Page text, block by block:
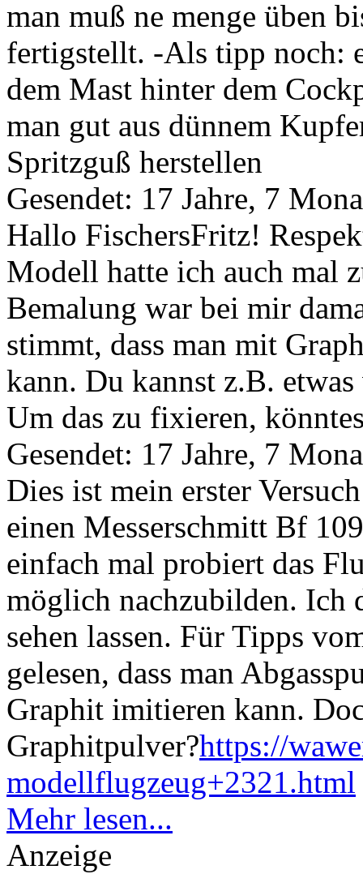
man muß ne menge üben
fertigstellt. -Als tipp noch:
dem Mast hinter dem
man gut aus dünnem
Spritzguß herstellen
Gesendet: 17 Jahre, 7
Hallo FischersFritz!
Modell hatte ich auch mal
Bemalung war bei mir
stimmt, dass man mit
kann. Du kannst z.B.
Um das zu fixieren,
Gesendet: 17 Jahre, 7
Dies ist mein erster
einen Messerschmitt Bf
einfach mal probiert das
möglich nachzubilden. Ich
sehen lassen. Für Tipps
gelesen, dass man
Graphit imitieren kann.
Graphitpulver?https://
modellflugzeug+2321.html
Mehr lesen...
Anzeige